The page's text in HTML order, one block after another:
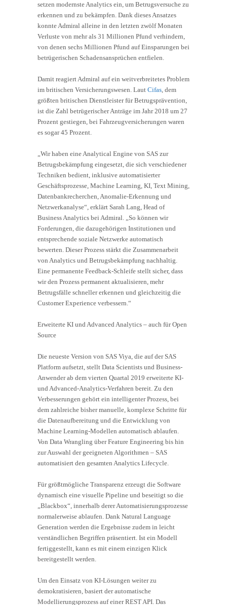
setzen modernste Analytics ein, um Betrugsversuche zu
erkennen und zu bekämpfen. Dank dieses Ansatzes
konnte Admiral alleine in den letzten zwölf Monaten
Verluste von mehr als 31 Millionen Pfund verhindern,
von denen sechs Millionen Pfund auf Einsparungen bei
betrügerischen Schadensansprüchen entfielen.
Damit reagiert Admiral auf ein weitverbreitetes Problem
im britischen Versicherungswesen. Laut Cifas, dem
größten britischen Dienstleister für Betrugsprävention,
ist die Zahl betrügerischer Anträge im Jahr 2018 um 27
Prozent gestiegen, bei Fahrzeugversicherungen waren
es sogar 45 Prozent.
„Wir haben eine Analytical Engine von SAS zur
Betrugsbekämpfung eingesetzt, die sich verschiedener
Techniken bedient, inklusive automatisierter
Geschäftsprozesse, Machine Learning, KI, Text Mining,
Datenbankrecherchen, Anomalie-Erkennung und
Netzwerkanalyse“, erklärt Sarah Lang, Head of
Business Analytics bei Admiral. „So können wir
Forderungen, die dazugehörigen Institutionen und
entsprechende soziale Netzwerke automatisch
bewerten. Dieser Prozess stärkt die Zusammenarbeit
von Analytics und Betrugsbekämpfung nachhaltig.
Eine permanente Feedback-Schleife stellt sicher, dass
wir den Prozess permanent aktualisieren, mehr
Betrugsfälle schneller erkennen und gleichzeitig die
Customer Experience verbessern.“
Erweiterte KI und Advanced Analytics – auch für Open
Source
Die neueste Version von SAS Viya, die auf der SAS
Platform aufsetzt, stellt Data Scientists und Business-
Anwender ab dem vierten Quartal 2019 erweiterte KI-
und Advanced-Analytics-Verfahren bereit. Zu den
Verbesserungen gehört ein intelligenter Prozess, bei
dem zahlreiche bisher manuelle, komplexe Schritte für
die Datenaufbereitung und die Entwicklung von
Machine Learning-Modellen automatisch ablaufen.
Von Data Wrangling über Feature Engineering bis hin
zur Auswahl der geeigneten Algorithmen – SAS
automatisiert den gesamten Analytics Lifecycle.
Für größtmögliche Transparenz erzeugt die Software
dynamisch eine visuelle Pipeline und beseitigt so die
„Blackbox“, innerhalb derer Automatisierungsprozesse
normalerweise ablaufen. Dank Natural Language
Generation werden die Ergebnisse zudem in leicht
verständlichen Begriffen präsentiert. Ist ein Modell
fertiggestellt, kann es mit einem einzigen Klick
bereitgestellt werden.
Um den Einsatz von KI-Lösungen weiter zu
demokratisieren, basiert der automatische
Modellierungsprozess auf einer REST API. Das